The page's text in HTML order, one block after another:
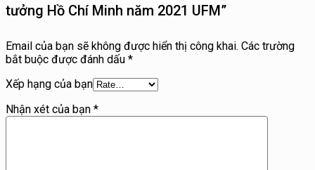
tưởng Hồ Chí Minh năm 2021 UFM”
Email của bạn sẽ không được hiển thị công khai. Các trường
bắt buộc được đánh dấu *
Xếp hạng của bạn
Nhận xét của bạn *